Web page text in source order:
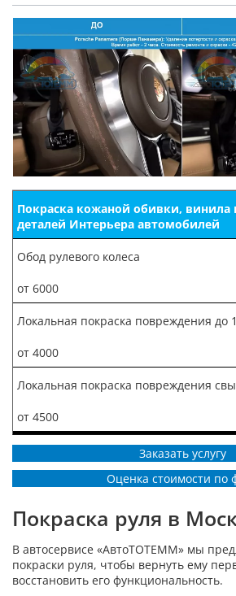
Покраска кожаной обивки, винила
деталей Интерьера автомобилей
Обод рулевого колеса
от 6000
Локальная покраска повреждения до
от 4000
Локальная покраска повреждения
от 4500
Заказать услугу
Оценка стоимости по
Покраска руля в
В автосервисе «АвтоТОТЕММ» мы
покраски руля, чтобы вернуть ему
восстановить его функциональность.